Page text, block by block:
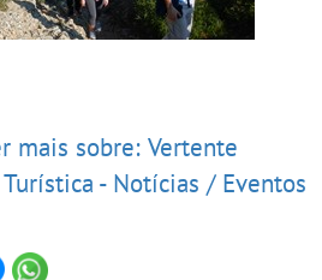
mais sobre: Vertente
- Notícias / Eventos